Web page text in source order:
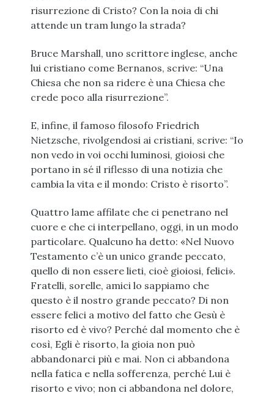
risurrezione di Cristo? Con la noia di chi
attende un tram lungo la strada?
Bruce Marshall, uno scrittore inglese, anche
lui cristiano come Bernanos, scrive: “Una
Chiesa che non sa ridere è una Chiesa che
crede poco alla risurrezione”.
E, infine, il famoso filosofo Friedrich
Nietzsche, rivolgendosi ai cristiani, scrive: “Io
non vedo in voi occhi luminosi, gioiosi che
portano in sé il riflesso di una notizia che
cambia la vita e il mondo: Cristo è risorto”.
Quattro lame affilate che ci penetrano nel
cuore e che ci interpellano, oggi, in un modo
particolare. Qualcuno ha detto: «Nel Nuovo
Testamento c’è un unico grande peccato,
quello di non essere lieti, cioè gioiosi, felici».
Fratelli, sorelle, amici lo sappiamo che
questo è il nostro grande peccato? Di non
essere felici a motivo del fatto che Gesù è
risorto ed è vivo? Perché dal momento che è
così, Egli è risorto, la gioia non può
abbandonarci più e mai. Non ci abbandona
nella fatica e nella sofferenza, perché Lui è
risorto e vivo; non ci abbandona nel dolore,